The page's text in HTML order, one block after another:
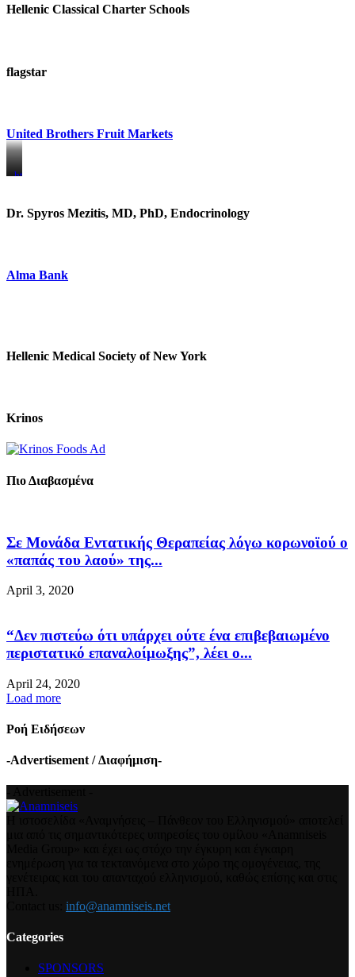
Hellenic Classical Charter Schools
flagstar
United Brothers Fruit Markets
https://www.unitedbrothersfruitmarkets.com/
https://www.unitedbrothersfruitmarkets.com/
Dr. Spyros Mezitis, MD, PhD, Endocrinology
Alma Bank
Hellenic Medical Society of New York
Krinos
Πιο Διαβασμένα
Σε Μονάδα Εντατικής Θεραπείας λόγω κορωνοϊού ο
«παπάς του λαού» της...
April 3, 2020
“Δεν πιστεύω ότι υπάρχει ούτε ένα επιβεβαιωμένο
περιστατικό επαναλοίμωξης”, λέει ο...
April 24, 2020
Load more
Ροή Ειδήσεων
-Advertisement / Διαφήμιση-
info@anamniseis.net
Categories
SPONSORS